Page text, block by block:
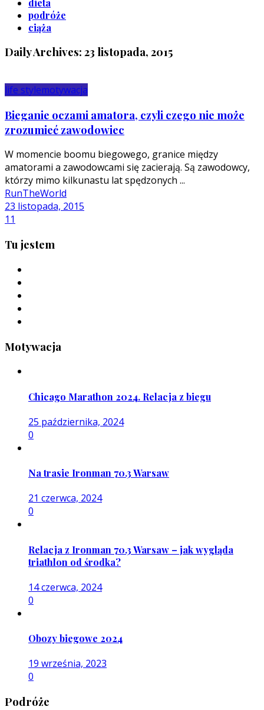
podróże
ciąża
Daily Archives: 23 listopada, 2015
life stylemotywacja
Bieganie oczami amatora, czyli czego nie może
zrozumieć zawodowiec
W momencie boomu biegowego, granice między
amatorami a zawodowcami się zacierają. Są zawodowcy,
którzy mimo kilkunastu lat spędzonych ...
RunTheWorld
23 listopada, 2015
11
Tu jestem
Motywacja
Chicago Marathon 2024. Relacja z biegu
25 października, 2024
0
Na trasie Ironman 70.3 Warsaw
21 czerwca, 2024
0
Relacja z Ironman 70.3 Warsaw – jak wygląda
triathlon od środka?
14 czerwca, 2024
0
Obozy biegowe 2024
19 września, 2023
0
Podróże